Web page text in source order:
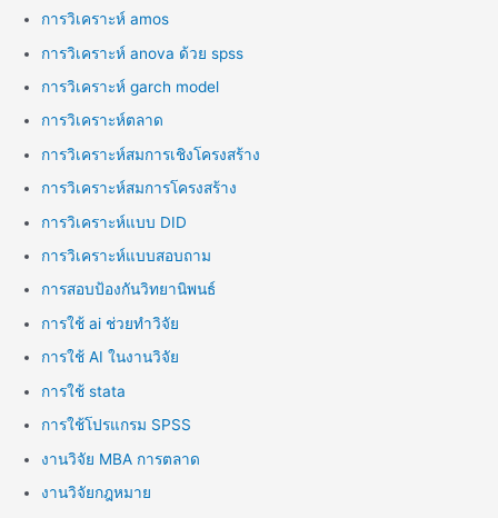
การวิเคราะห์ amos
การวิเคราะห์ anova ด้วย spss
การวิเคราะห์ garch model
การวิเคราะห์ตลาด
การวิเคราะห์สมการเชิงโครงสร้าง
การวิเคราะห์สมการโครงสร้าง
การวิเคราะห์แบบ DID
การวิเคราะห์แบบสอบถาม
การสอบป้องกันวิทยานิพนธ์
การใช้ ai ช่วยทำวิจัย
การใช้ AI ในงานวิจัย
การใช้ stata
การใช้โปรแกรม SPSS
งานวิจัย MBA การตลาด
งานวิจัยกฎหมาย